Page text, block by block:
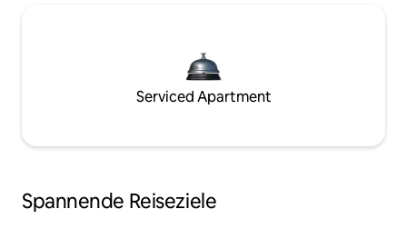
Serviced Apartment
Spannende Reiseziele